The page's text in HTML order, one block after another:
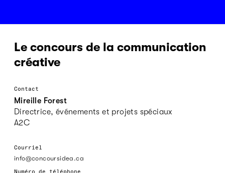
Le concours de la communication
créative
Contact
Mireille Forest
Directrice, événements et projets spéciaux
A2C
Courriel
info@concoursidea.ca
Numéro de téléphone